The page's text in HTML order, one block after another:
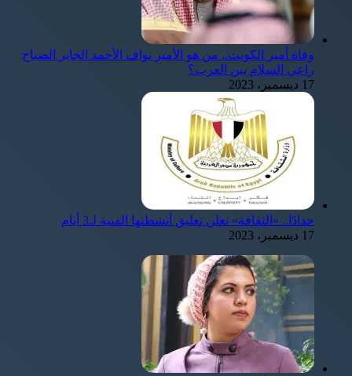
وفاة أمير الكويت.. من هو الأمير نواف الأحمد الجابر الصباح
راعي السلام بين العرب؟
17 ديسمبر، 2023
حدادًا.. «الثقافة» تعلن تعليق أنشطتها الفنية لـ3 أيام
17 ديسمبر، 2023